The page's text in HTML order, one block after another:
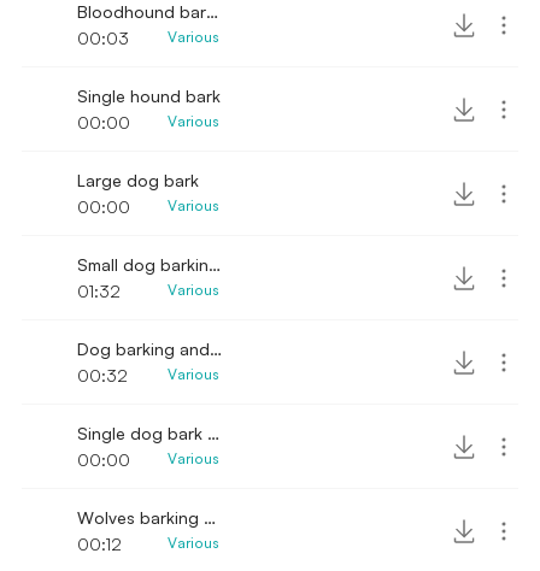
Bloodhound barking sound effect short
00:03
Various
Single hound bark
00:00
Various
Large dog bark
00:00
Various
Small dog barking continuously SFX
01:32
Various
Dog barking and grunting in the night
00:32
Various
Single dog bark deep
00:00
Various
Wolves barking and howling at the moon
00:12
Various